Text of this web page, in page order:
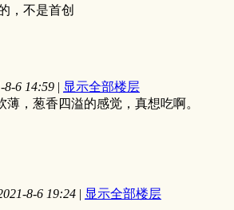
，不是首创
8-6 14:59 | 显示全部楼层
薄，葱香四溢的感觉，真想吃啊。
8-6 19:24 | 显示全部楼层